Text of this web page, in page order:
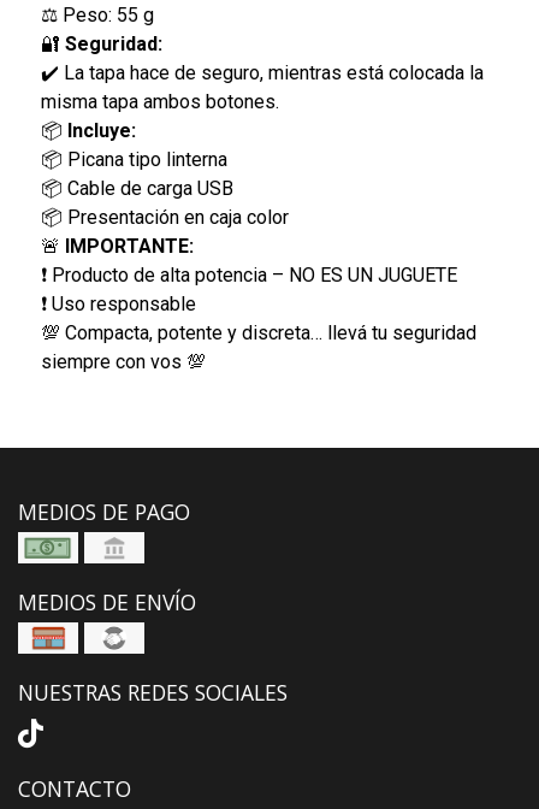
⚖️ Peso: 55 g
🔐 Seguridad:
✔️ La tapa hace de seguro, mientras está colocada la
misma tapa ambos botones.
📦 Incluye:
📦 Picana tipo linterna
📦 Cable de carga USB
📦 Presentación en caja color
🚨 IMPORTANTE:
❗ Producto de alta potencia – NO ES UN JUGUETE
❗ Uso responsable
💯 Compacta, potente y discreta… llevá tu seguridad
siempre con vos 💯
MEDIOS DE PAGO
MEDIOS DE ENVÍO
NUESTRAS REDES SOCIALES
CONTACTO